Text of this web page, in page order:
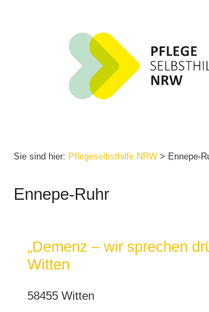
Sie sind hier: Pflegeselbsthilfe NRW > Ennepe-
Ennepe-Ruhr
„Demenz – wir sprechen
Witten
58455 Witten